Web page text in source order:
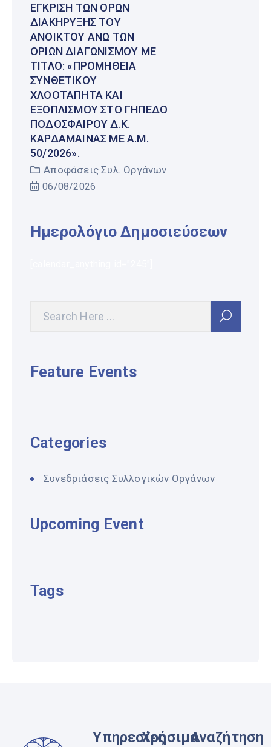
ΈΓΚΡΙΣΗ ΤΩΝ ΌΡΩΝ
ΔΙΑΚΉΡΥΞΗΣ ΤΟΥ
ΑΝΟΙΚΤΟΎ ΆΝΩ ΤΩΝ
ΟΡΊΩΝ ΔΙΑΓΩΝΙΣΜΟΎ ΜΕ
ΤΊΤΛΟ: «ΠΡΟΜΉΘΕΙΑ
ΣΥΝΘΕΤΙΚΟΎ
ΧΛΟΟΤΆΠΗΤΑ ΚΑΙ
ΕΞΟΠΛΙΣΜΟΎ ΣΤΟ ΓΉΠΕΔΟ
ΠΟΔΟΣΦΑΊΡΟΥ Δ.Κ.
ΚΑΡΔΆΜΑΙΝΑΣ ΜΕ Α.Μ.
50/2026».
Αποφάσεις Συλ. Οργάνων
06/08/2026
Ημερολόγιο Δημοσιεύσεων
Feature Events
Categories
Συνεδριάσεις Συλλογικών Οργάνων
Upcoming Event
Tags
ΥπηρεσίεςΧρήσιμαΑναζήτηση